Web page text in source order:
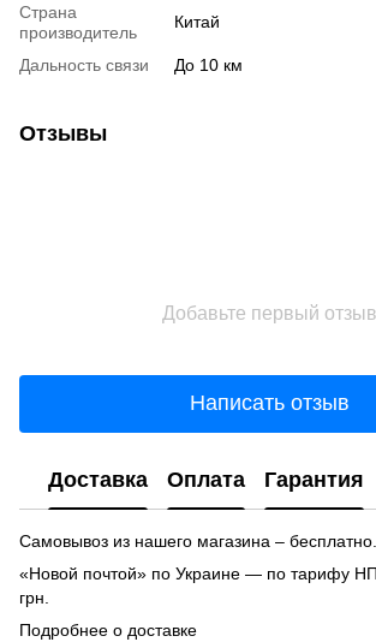
Страна
производитель
Китай
Дальность связи До 10 км
Отзывы
Добавьте первый отзыв
Написать отзыв
Доставка Оплата Гарантия
Самовывоз из нашего магазина – бесплатно.
«Новой почтой» по Украине — по тарифу
грн.
Подробнее о доставке